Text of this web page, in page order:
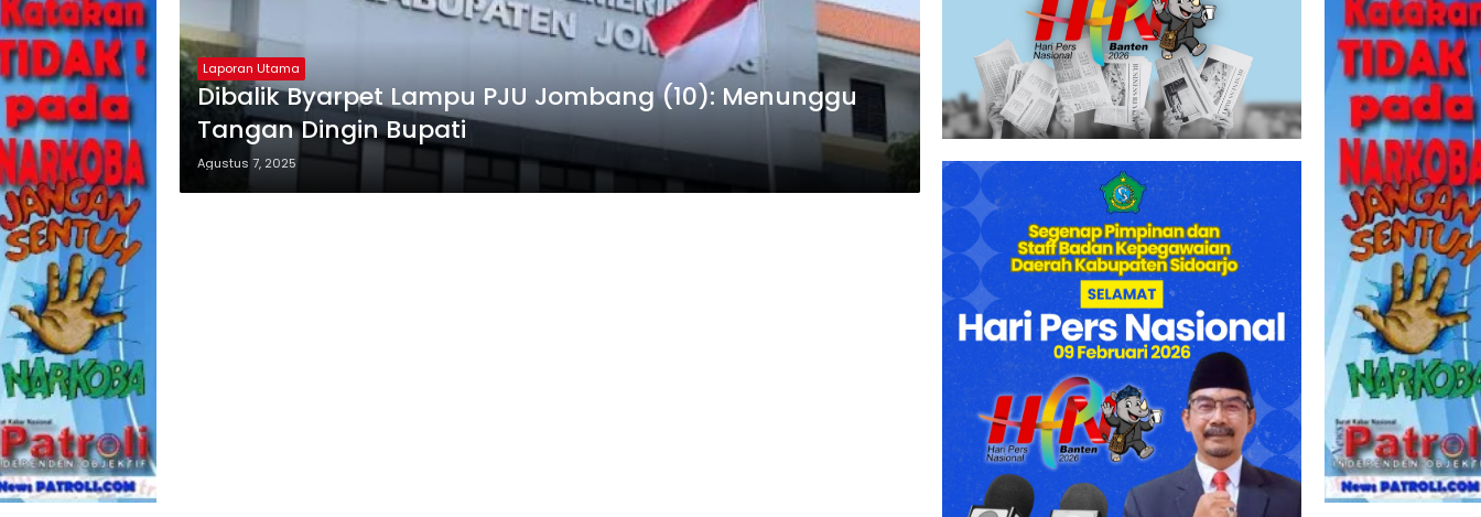
Laporan Utama
Dibalik Byarpet Lampu PJU Jombang (10): Menunggu
Tangan Dingin Bupati
Agustus 7, 2025